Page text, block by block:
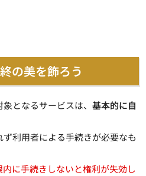
の美を飾ろう
となるサービスは、 基本的に自
利用者による手続きが必要なも
に手続きしないと権利が失効し